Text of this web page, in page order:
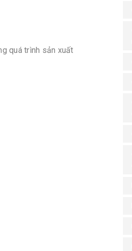
quá trình sản xuất